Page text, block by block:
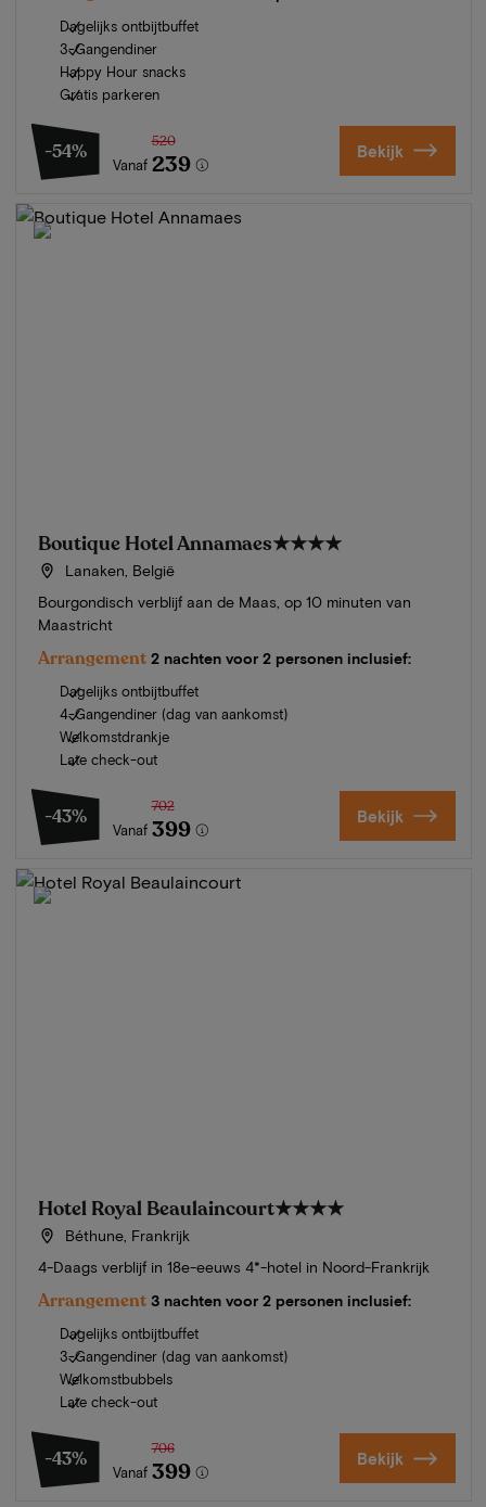
Dagelijks ontbijtbuffet
3-Gangendiner
Happy Hour snacks
Gratis parkeren
-54%
Vanaf
520
239 Bekijk
Boutique Hotel Annamaes★★★★
Lanaken, België
Bourgondisch verblijf aan de Maas, op 10 minuten van
Maastricht
Arrangement 2 nachten voor 2 personen inclusief:
Dagelijks ontbijtbuffet
4-Gangendiner (dag van aankomst)
Welkomstdrankje
Late check-out
-43%
Vanaf
702
399 Bekijk
Hotel Royal Beaulaincourt★★★★
Béthune, Frankrijk
4-Daags verblijf in 18e-eeuws 4*-hotel in Noord-Frankrijk
Arrangement 3 nachten voor 2 personen inclusief:
Dagelijks ontbijtbuffet
3-Gangendiner (dag van aankomst)
Welkomstbubbels
Late check-out
-43%
Vanaf
706
399 Bekijk